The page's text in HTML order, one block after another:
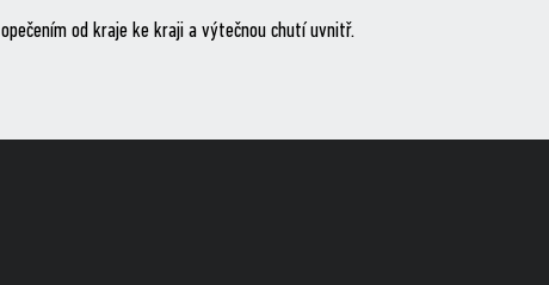
od kraje ke kraji a výtečnou chutí uvnitř.